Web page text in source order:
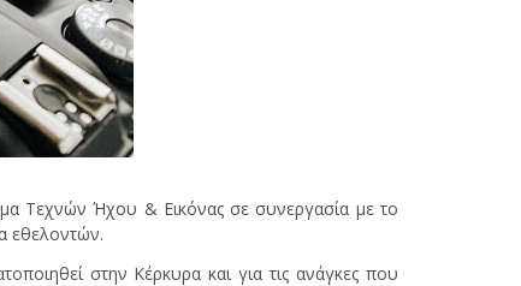
Τεχνών Ήχου & Εικόνας σε συνεργασία με το
εθελοντών.
στην Κέρκυρα και για τις ανάγκες που